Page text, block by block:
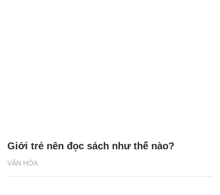
VĂN HÓA
Giới trẻ nên đọc sách như thế nào?